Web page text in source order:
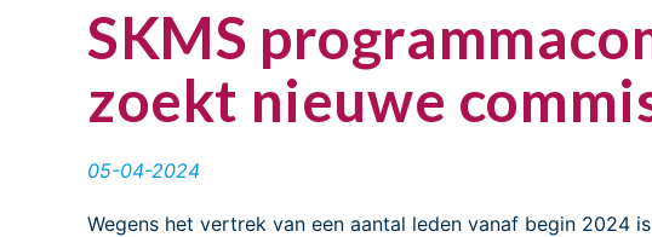
SKMS
zoekt nieuwe
05-04-2024
Wegens het vertrek van een aantal leden vanaf begin 2024